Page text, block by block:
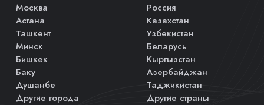
Москва
Астана
Ташкент
Минск
Бишкек
Баку
Душанбе
Другие города
Россия
Казахстан
Узбекистан
Беларусь
Кыргызстан
Азербайджан
Таджикистан
Другие страны